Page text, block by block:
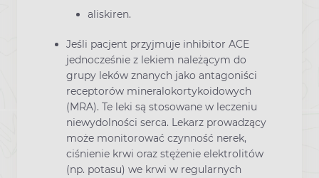
aliskiren.
Jeśli pacjent przyjmuje inhibitor ACE
jednocześnie z lekiem należącym do
grupy leków znanych jako antagoniści
receptorów mineralokortykoidowych
(MRA). Te leki są stosowane w leczeniu
niewydolności serca. Lekarz prowadzący
może monitorować czynność nerek,
ciśnienie krwi oraz stężenie elektrolitów
(np. potasu) we krwi w regularnych